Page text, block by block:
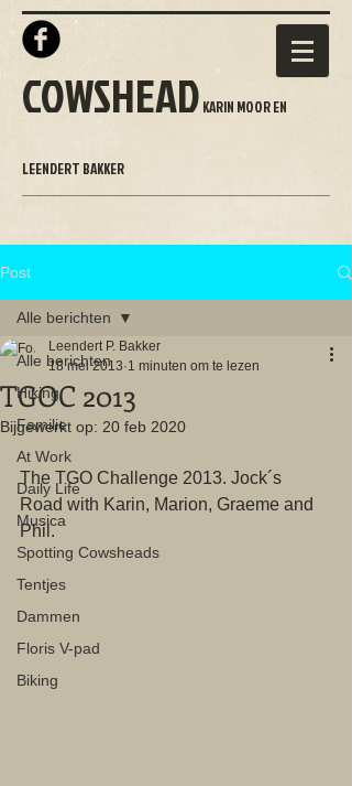
COWSHEAD KARIN MOOR EN
LEENDERT BAKKER
Post
Alle berichten
Hiking
Familie
At Work
Daily Life
Musica
Spotting Cowsheads
Tentjes
Dammen
Floris V-pad
Biking
Alle berichten
TGOC 2013
Leendert P. Bakker
18 mei 2013 1 minuten om te lezen
Bijgewerkt op: 20 feb 2020
The TGO Challenge 2013. Jock´s
Road with Karin, Marion, Graeme and
Phil.